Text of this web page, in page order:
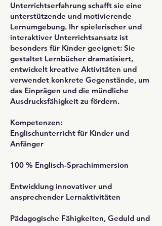
Unterrichtserfahrung schafft sie eine
unterstützende und motivierende
Lernumgebung. Ihr spielerischer und
interaktiver Unterrichtsansatz ist
besonders für Kinder geeignet: Sie
gestaltet Lernbücher dramatisiert,
entwickelt kreative Aktivitäten und
verwendet konkrete Gegenstände, um
das Einprägen und die mündliche
Ausdrucksfähigkeit zu fördern.
Kompetenzen:
Englischunterricht für Kinder und
Anfänger
100 % Englisch-Sprachimmersion
Entwicklung innovativer und
ansprechender Lernaktivitäten
Pädagogische Fähigkeiten, Geduld und